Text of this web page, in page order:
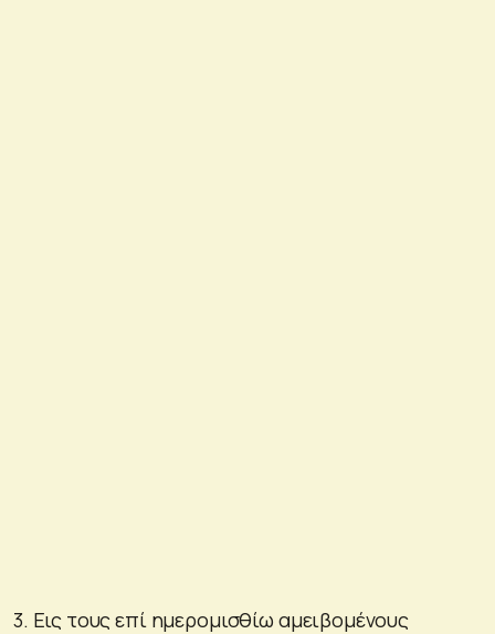
3. Εις τους επί ημερομισθίω αμειβομένους